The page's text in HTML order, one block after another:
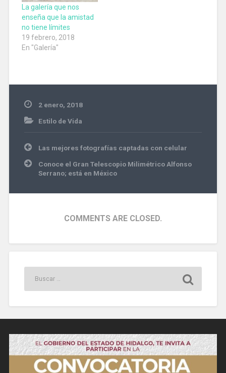
La galería que nos
enseña que la amistad
no tiene límites
19 febrero, 2018
En "Galería"
2 enero, 2018
Estilo de Vida
Navegación
entradas
Las mejores fotografías captadas con celular
Conoce el Gran Telescopio Milimétrico Alfonso
Serrano; está en México
COMMENTS ARE CLOSED.